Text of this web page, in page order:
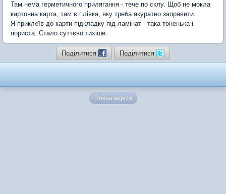
Там нема герметичного прилягання - тече по склу. Щоб не мокла
картонна карта, там є плівка, яку треба акуратно заправити.
Я приклеїв до карти підкладку під ламінат - така тоненька і
пориста. Стало суттєво тихіше.
Поділитися Поділитися
Повна версія